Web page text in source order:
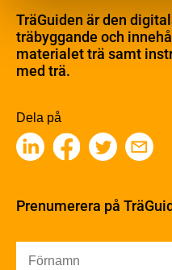
Skogsbruk
Barrträdets
Träets egenskaper
Träbaserade produkter
Kemisk behandling
Fakta om Limträ
Värmeisolering och
Ljud
Brandsäkerhet
TräGuiden är den
träbyggande och
materialet trä samt
med trä.
Dela på
Prenumerera på